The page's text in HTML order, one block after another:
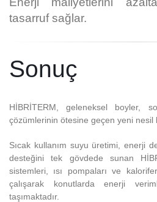
tasarruf sağlar.
Sonuç
HİBRİTERM, geleneksel boyler,
çözümlerinin ötesine geçen yeni nesil
Sıcak kullanım suyu üretimi, enerji
desteğini tek gövdede sunan
sistemleri, ısı pompaları ve
çalışarak konutlarda enerji
taşımaktadır.